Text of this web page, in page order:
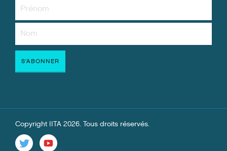
Copyright IITA 2026. Tous droits réservés.